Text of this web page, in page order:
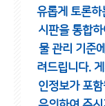
유롭게 토론하
시판을 통합
물 관리 기준
려드립니다.
인정보가 포